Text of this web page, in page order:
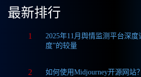
最新排行
1
2025年11月舆情监测平台深
度”的较量
2
如何使用Midjourney开源网站